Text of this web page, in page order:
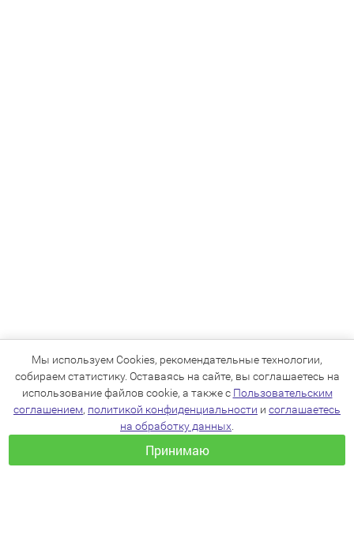
Мы используем Cookies, рекомендательные технологии,
собираем статистику. Оставаясь на сайте, вы соглашаетесь на
использование файлов cookie, а также с Пользовательским
соглашением, политикой конфиденциальности и соглашаетесь
на обработку данных
Принимаю